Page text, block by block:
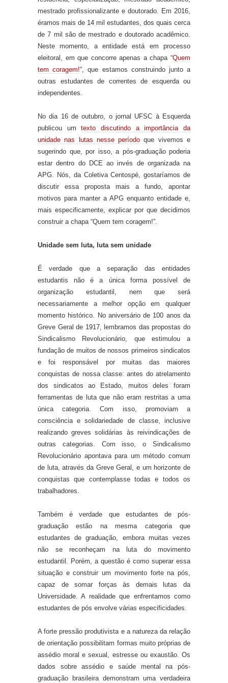
mestrado profissionalizante e doutorado. Em 2016,
éramos mais de 14 mil estudantes, dos quais cerca
de 7 mil são de mestrado e doutorado acadêmico.
Neste momento, a entidade está em processo
eleitoral, em que concorre apenas a chapa “Quem
tem coragem!“, que estamos construindojunto a
outras estudantes de correntes de esquerda ou
independentes.
No dia 16 de outubro, o jornal UFSC à Esquerda
publicou umtexto discutindo a importância da
unidade nas lutas nesse período que vivemos e
sugerindo que, por isso, a pós-graduação poderia
estar dentro do DCE ao invés de organizada na
APG. Nós, da Coletiva Centospé, gostaríamos de
discutir essa proposta mais a fundo, apontar
motivos para manter a APG enquanto entidade e,
mais especificamente, explicar por que decidimos
construir a chapa “Quem tem coragem!”.
Unidade sem luta, luta sem unidade
É verdade que a separação das entidades
estudantis não é a única forma possível de
organização estudantil, nem que será
necessariamente a melhor opção em qualquer
momento histórico. No aniversário de 100 anos da
Greve Geral de 1917, lembramos das propostas do
Sindicalismo Revolucionário, que estimulou a
fundação de muitos de nossos primeiros sindicatos
e foi responsável por muitas das maiores
conquistas de nossa classe: antes do atrelamento
dos sindicatos ao Estado, muitos deles foram
ferramentas de luta que não eram restritas a uma
única categoria. Com isso, promoviam a
consciência e solidariedade de classe, inclusive
realizando greves solidárias às reivindicações de
outras categorias. Com isso, o Sindicalismo
Revolucionário apontava para um método comum
de luta, através da Greve Geral, e um horizonte de
conquistas que contemplasse todas e todos os
trabalhadores.
Também é verdade que estudantes de pós-
graduação estão na mesma categoria que
estudantes de graduação, embora muitas vezes
não se reconheçam na luta do movimento
estudantil. Porém, a questão é como superar essa
situação e construir um movimento forte na pós,
capaz de somar forçasàs demais lutas da
Universidade. A realidade que enfrentamos como
estudantes de pós envolve várias especificidades.
A forte pressão produtivista e a natureza da relação
de orientação possibilitam formas muito próprias de
assédio moral e sexual, estresse ou exaustão. Os
dados sobre assédio e saúde mental na pós-
graduação brasileira demonstram uma verdadeira